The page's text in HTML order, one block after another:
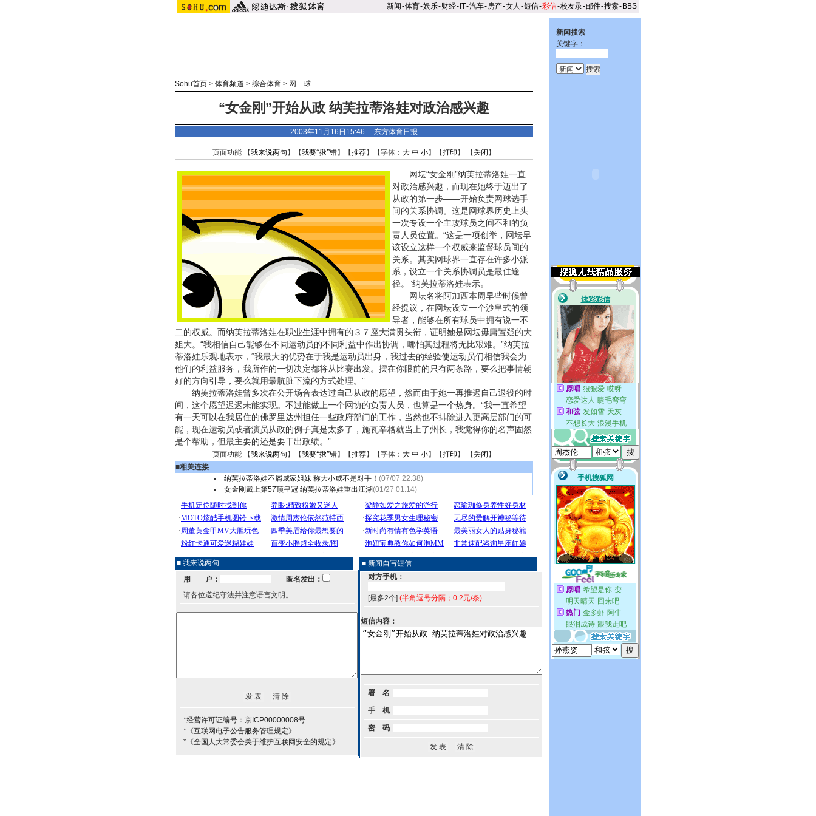
新闻-体育-娱乐-财经- IT-汽车-房产-女人 -短信-彩信-校友录-邮件-搜索- BBS
Sohu首页 > 体育频道 > 综合体育 > 网 球
“女金刚”开始从政 纳芙拉蒂洛娃对政治感兴趣
2003年11月16日15:46 东方体育日报
页面功能 【我来说两句 】【我要“揪”错】【推荐】【字体： 大 中 小】【打印 】 【 关闭 】
网坛“女金刚”纳芙拉蒂洛娃一直
对政治感兴趣，而现在她终于迈出了
从政的第一步——开始负责网球选手
间的关系协调。这是网球界历史上头
一次专设一个主攻球员之间不和的负
责人员位置。“这是一项创举，网坛早
该设立这样一个权威来监督球员间的
关系。其实网球界一直存在许多小派
系，设立一个关系协调员是最佳途
径。”纳芙拉蒂洛娃表示。
网坛名将阿加西本周早些时候曾
经提议，在网坛设立一个沙皇式的领
导者，能够在所有球员中拥有说一不
二的权威。而纳芙拉蒂洛娃在职业生涯中拥有的３７座大满贯头衔，证明她是网坛毋庸置疑的大
姐大。“我相信自己能够在不同运动员的不同利益中作出协调，哪怕其过程将无比艰难。”纳芙拉
蒂洛娃乐观地表示，“我最大的优势在于我是运动员出身，我过去的经验使运动员们相信我会为
他们的利益服务，我所作的一切决定都将从比赛出发。摆在你眼前的只有两条路，要么把事情朝
好的方向引导，要么就用最肮脏下流的方式处理。”
纳芙拉蒂洛娃曾多次在公开场合表达过自己从政的愿望，然而由于她一再推迟自己退役的时
间，这个愿望迟迟未能实现。不过能做上一个网协的负责人员，也算是一个热身。“我一直希望
有一天可以在我居住的佛罗里达州担任一些政府部门的工作，当然也不排除进入更高层部门的可
能，现在运动员或者演员从政的例子真是太多了，施瓦辛格就当上了州长，我觉得你的名声固然
是个帮助，但最主要的还是要干出政绩。”
页面功能 【我来说两句 】【我要“揪”错】【推荐】【字体： 大 中 小】【打印 】 【 关闭 】
■相关连接
纳芙拉蒂洛娃不屑威家姐妹 称大小威不是对手！ (07/07 22:38)
女金刚戴上第57顶皇冠 纳芙拉蒂洛娃重出江湖(01/27 01:14)
■ 我来说两句
用 户：
匿名发出：
请各位遵纪守法并注意语言文明。
*经营许可证编号：京ICP00000008号
*《互联网电子公告服务管理规定》
*《全国人大常委会关于维护互联网安全的规定》
■ 新闻自写短信
对方手机：
[最多2个] (半角逗号分隔；0.2元/条)
短信内容：
署 名
手 机
密 码
新闻搜索
关键字：